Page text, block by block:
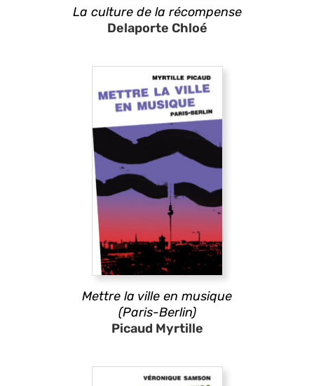
La culture de la récompense
Delaporte Chloé
Mettre la ville en musique
(Paris-Berlin)
Picaud Myrtille